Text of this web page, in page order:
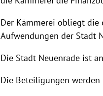
Der Kämmerei obliegt
Aufwendungen der Stadt
Die Stadt Neuenrade ist
Die Beteiligungen